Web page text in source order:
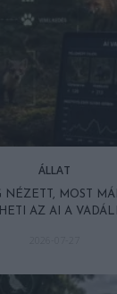
ÁLLAT
NÉZETT, MOST
AZ AI A